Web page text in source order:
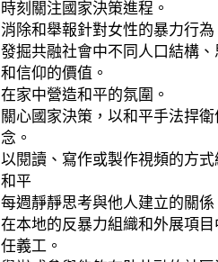
時刻關注國家決策進程。
消除和舉報針對女性的暴力行為
發掘共融社會中不同人口結構、
和信仰的價值。
在家中營造和平的氛圍。
關心國家決策，以和平手法捍衛
念。
以閱讀、寫作或製作視頻的方式
和平
每週靜靜思考與他人建立的關係
在本地的反暴力組織和外展項目
任義工。